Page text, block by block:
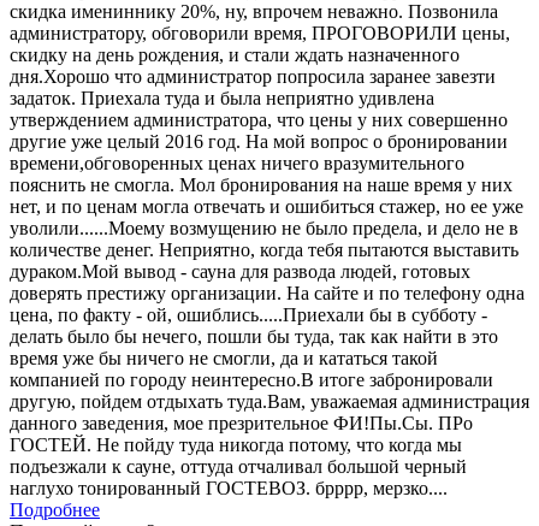
скидка имениннику 20%, ну, впрочем неважно. Позвонила
администратору, обговорили время, ПРОГОВОРИЛИ цены,
скидку на день рождения, и стали ждать назначенного
дня.Хорошо что администратор попросила заранее завезти
задаток. Приехала туда и была неприятно удивлена
утверждением администратора, что цены у них совершенно
другие уже целый 2016 год. На мой вопрос о бронировании
времени,обговоренных ценах ничего вразумительного
пояснить не смогла. Мол бронирования на наше время у них
нет, и по ценам могла отвечать и ошибиться стажер, но ее уже
уволили......Моему возмущению не было предела, и дело не в
количестве денег. Неприятно, когда тебя пытаются выставить
дураком.Мой вывод - сауна для развода людей, готовых
доверять престижу организации. На сайте и по телефону одна
цена, по факту - ой, ошиблись.....Приехали бы в субботу -
делать было бы нечего, пошли бы туда, так как найти в это
время уже бы ничего не смогли, да и кататься такой
компанией по городу неинтересно.В итоге забронировали
другую, пойдем отдыхать туда.Вам, уважаемая администрация
данного заведения, мое презрительное ФИ!Пы.Сы. ПРо
ГОСТЕЙ. Не пойду туда никогда потому, что когда мы
подъезжали к сауне, оттуда отчаливал большой черный
наглухо тонированный ГОСТЕВОЗ. брррр, мерзко....
Подробнее